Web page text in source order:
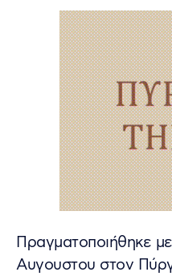
Πραγματοποιήθηκε με
Αυγουστου στον